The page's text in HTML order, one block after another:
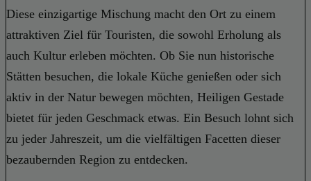
Diese einzigartige Mischung macht den Ort zu einem
attraktiven Ziel für Touristen, die sowohl Erholung als
auch Kultur erleben möchten. Ob Sie nun historische
Stätten besuchen, die lokale Küche genießen oder sich
aktiv in der Natur bewegen möchten, Heiligen Gestade
bietet für jeden Geschmack etwas. Ein Besuch lohnt sich
zu jeder Jahreszeit, um die vielfältigen Facetten dieser
bezaubernden Region zu entdecken.